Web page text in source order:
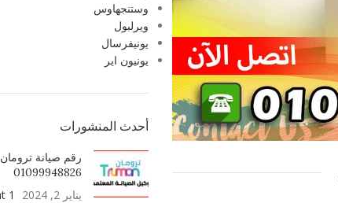
وستنجهاوس
ويرلبول
يونيفرسال
يونيون اير
أحدث المنشورات
رقم صيانة ترومان
01099948826
يناير 2, 2024 1 Comment